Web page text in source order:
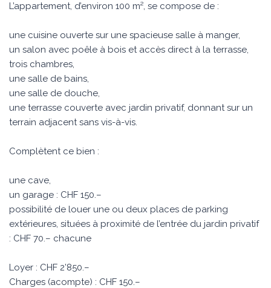
L’appartement, d’environ 100 m², se compose de :
une cuisine ouverte sur une spacieuse salle à manger,
un salon avec poêle à bois et accès direct à la terrasse,
trois chambres,
une salle de bains,
une salle de douche,
une terrasse couverte avec jardin privatif, donnant sur un
terrain adjacent sans vis-à-vis.
Complètent ce bien :
une cave,
un garage : CHF 150.–
possibilité de louer une ou deux places de parking
extérieures, situées à proximité de l’entrée du jardin privatif
: CHF 70.– chacune
Loyer : CHF 2’850.–
Charges (acompte) : CHF 150.–